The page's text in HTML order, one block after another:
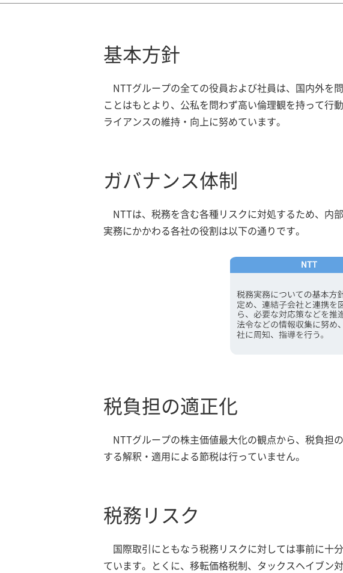
基本方針
NTTグループの全ての役員および社員は、国内外を
ことはもとより、公私を問わず高い倫理観を持って行
ライアンスの維持・向上に努めています。
ガバナンス体制
NTTは、税務を含む各種リスクに対処するため、内
実務にかかわる各社の役割は以下の通りです。
税負担の適正化
NTTグループの株主価値最大化の観点から、税負担
する解釈・適用による節税は行っていません。
税務リスク
国際取引にともなう税務リスクに対しては事前に十
ています。とくに、移転価格税制、タックスヘイブン